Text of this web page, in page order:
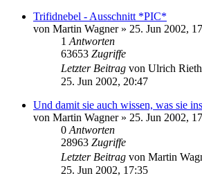
Trifidnebel - Ausschnitt *PIC*
von Martin Wagner» 25. Jun 2002,
1 Antworten
63653 Zugriffe
Letzter Beitrag von Ulrich Rieth
25. Jun 2002, 20:47
Und damit sie auch wissen, was sie
von Martin Wagner» 25. Jun 2002,
0 Antworten
28963 Zugriffe
Letzter Beitrag von Martin
25. Jun 2002, 17:35